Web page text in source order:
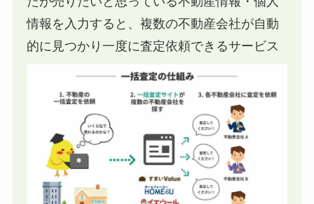
情報を入力すると、複数の不動産会社が自動
的に見つかり一度に査定依頼できるサービス